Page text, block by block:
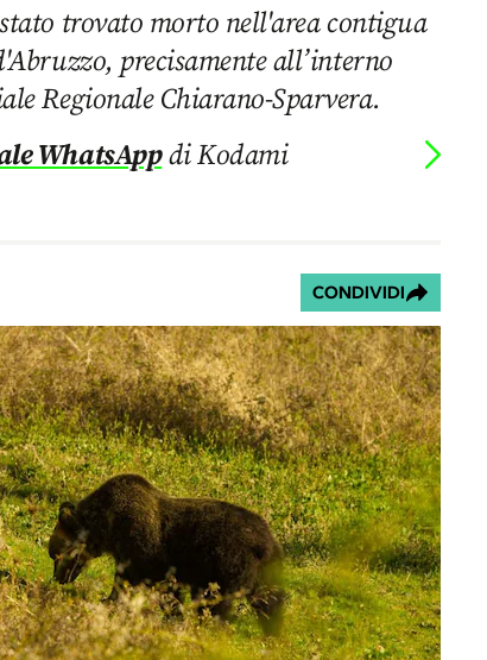
trovato morto nell'area contigua
precisamente all’interno
Regionale Chiarano-Sparvera.
WhatsAppdi Kodami
CONDIVIDI